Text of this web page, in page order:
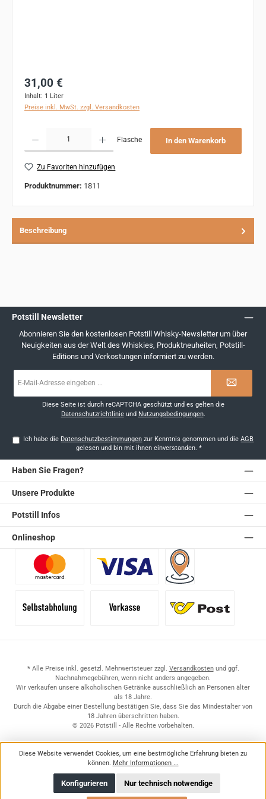
Regulärer Preis:
31,00 €
Inhalt: 1 Liter
Preise inkl. MwSt. zzgl. Versandkosten
Flasche In den Warenkorb
Zu Favoriten hinzufügen
Produktnummer: 1811
Beschreibung
Potstill Newsletter
Abonnieren Sie den kostenlosen Potstill Whisky-Newsletter um über
Neuigkeiten aus der Welt des Whiskies, Produktneuheiten, Potstill-
Editions und Verkostungen informiert zu werden.
Mail-
Diese Seite ist durch reCAPTCHA geschützt und es gelten die
Datenschutzrichtlinieund Nutzungsbedingungen.
Ich habe die Datenschutzbestimmungen zur Kenntnis genommen und dieAGB
gelesen und bin mit ihnen einverstanden. *
Haben Sie Fragen?
Unsere Produkte
Potstill Infos
Onlineshop
* Alle Preise inkl. gesetzl. Mehrwertsteuer zzgl. Versandkostenund ggf.
Nachnahmegebühren, wenn nicht anders angegeben.
Wir verkaufen unsere alkoholischen Getränke ausschließlich an Personen älter
als 18 Jahre.
Durch die Abgabe einer Bestellung bestätigen Sie, dass Sie das Mindestalter von
18 Jahren überschritten haben.
© 2026 Potstill - Alle Rechte vorbehalten.
Diese Website verwendet Cookies, um eine bestmögliche Erfahrung bieten zu
können. Mehr Informationen ...
Nur technisch notwendige
Konfigurieren